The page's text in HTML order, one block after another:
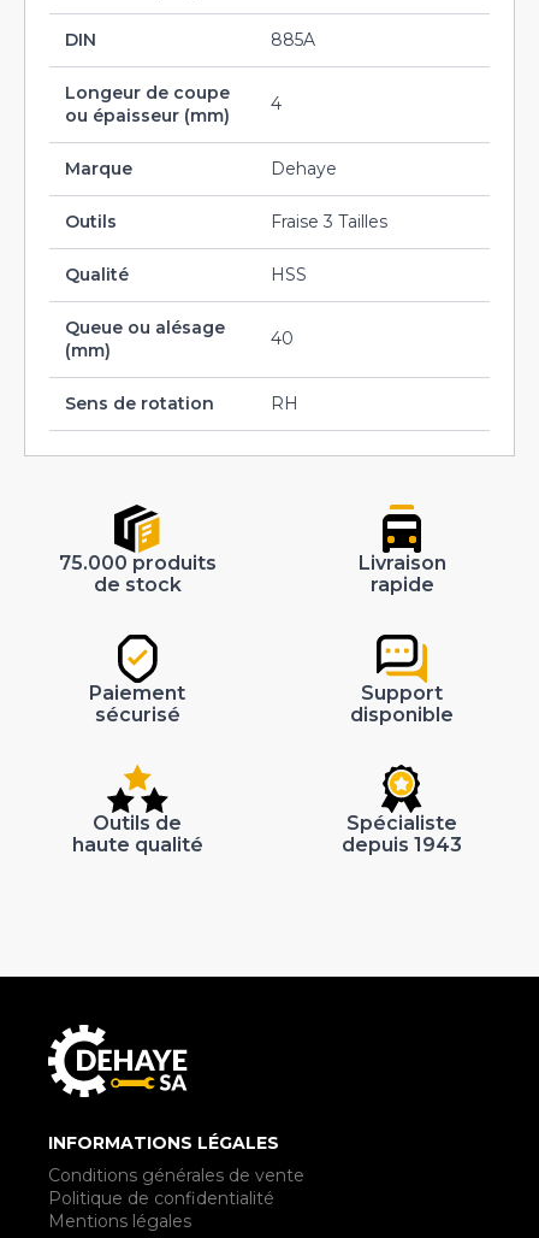
DIN 885A
Longeur de coupe
ou épaisseur (mm)
4
Marque Dehaye
Outils Fraise 3 Tailles
Qualité HSS
Queue ou alésage
(mm)
40
Sens de rotation RH
75.000 produits
de stock
Livraison
rapide
Paiement
sécurisé
Support
disponible
Outils de
haute qualité
Spécialiste
depuis 1943
INFORMATIONS LÉGALES
Conditions générales de vente
Politique de confidentialité
Mentions légales